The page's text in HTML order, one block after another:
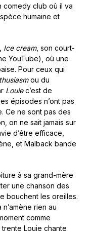
comedy club où il va
humaine et
Ice cream, son court-
YouTube), où une
Pour ceux qui
ou du
Louiec’est de
épisodes n’ont pas
Ce ne sont pas des
on ne sait jamais sur
d’être efficace,
et Malback bande
à sa grand-mère
une chanson des
bouchent les oreilles.
rien au
comme
Louie chante